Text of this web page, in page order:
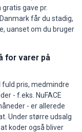
gave pr.
får du stadig,
uanset om du bruger
for varer på
pris, medmindre
- f.eks. NuFACE
- er allerede
Under større udsalg
koder også bliver